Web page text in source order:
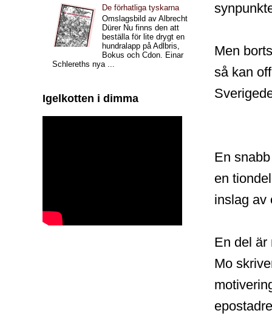
Men
så kan
En
en
inslag av
En del är
Mo
De förhatliga tyskarna
Omslagsbild av Albrecht
Dürer Nu finns den att
beställa för lite drygt en
hundralapp på Adlbris,
Bokus och Cdon. Einar
Schlereths nya ...
Igelkotten i dimma